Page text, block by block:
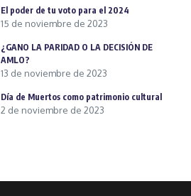
El poder de tu voto para el 2024
15 de noviembre de 2023
¿GANO LA PARIDAD O LA DECISIÓN DE
AMLO?
13 de noviembre de 2023
Día de Muertos como patrimonio cultural
2 de noviembre de 2023